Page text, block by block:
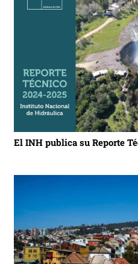
El INH publica su Reporte